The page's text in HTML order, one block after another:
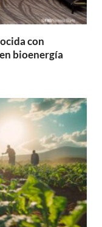
con
bioenergía